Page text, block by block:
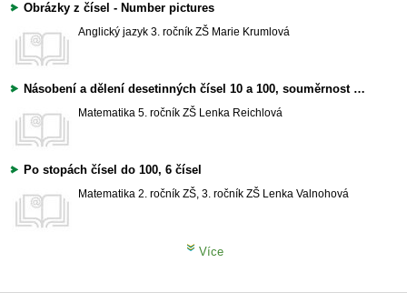
Obrázky z čísel - Number pictures
Anglický jazyk 3. ročník ZŠ Marie Krumlová
Násobení a dělení desetinných čísel 10 a 100, souměrnost podle roviny, násobení a dělení desetinných čísel přirozenými čísly menšími než 10.
Matematika 5. ročník ZŠ Lenka Reichlová
Po stopách čísel do 100, 6 čísel
Matematika 2. ročník ZŠ, 3. ročník ZŠ Lenka Valnohová
Více